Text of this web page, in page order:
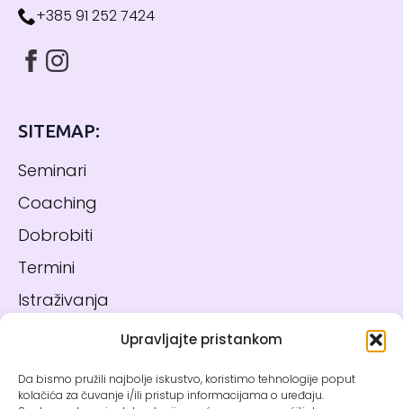
Upravljajte pristankom
Da bismo pružili najbolje iskustvo, koristimo tehnologije poput
kolačića za čuvanje i/ili pristup informacijama o uređaju.
+385 91 252 7424
SITEMAP:
Seminari
Coaching
Dobrobiti
Termini
Istraživanja